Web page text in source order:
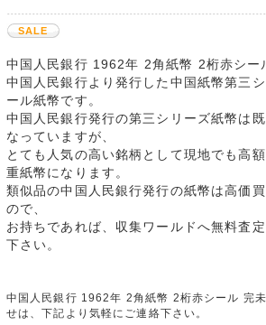
SALE
中国人民銀行 1962年 2角紙幣 2桁赤シー
中国人民銀行より発行した中国紙幣第三
ール紙幣です。
中国人民銀行発行の第三シリーズ紙幣は
なっていますが、
とても人気の高い銘柄として現地でも高
重紙幣になります。
類似品の中国人民銀行発行の紙幣は高価
ので、
お持ちであれば、収集ワールドへ無料査
下さい。
中国人民銀行 1962年 2角紙幣 2桁赤シール 完
せは、下記より気軽にご連絡下さい。